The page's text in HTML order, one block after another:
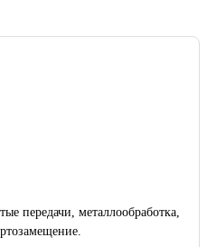
передачи, металлообработка,